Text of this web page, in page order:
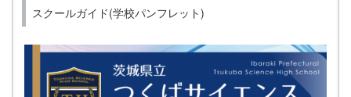
スクールガイド(学校パンフレット)